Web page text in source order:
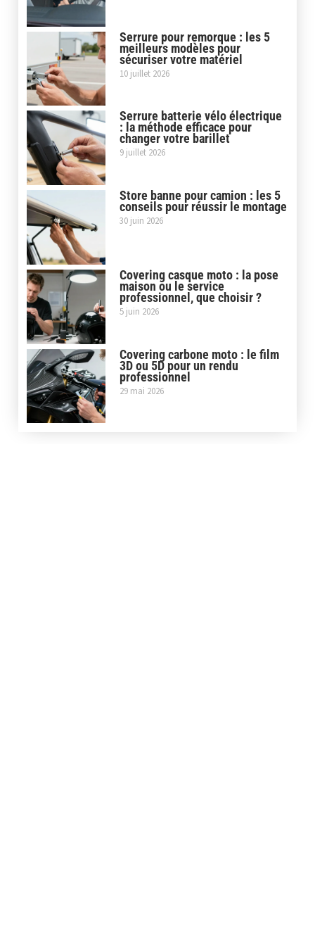
Serrure pour remorque : les 5
meilleurs modèles pour
sécuriser votre matériel
10 juillet 2026
Serrure batterie vélo électrique
: la méthode efficace pour
changer votre barillet
9 juillet 2026
Store banne pour camion : les 5
conseils pour réussir le montage
30 juin 2026
Covering casque moto : la pose
maison ou le service
professionnel, que choisir ?
5 juin 2026
Covering carbone moto : le film
3D ou 5D pour un rendu
professionnel
29 mai 2026